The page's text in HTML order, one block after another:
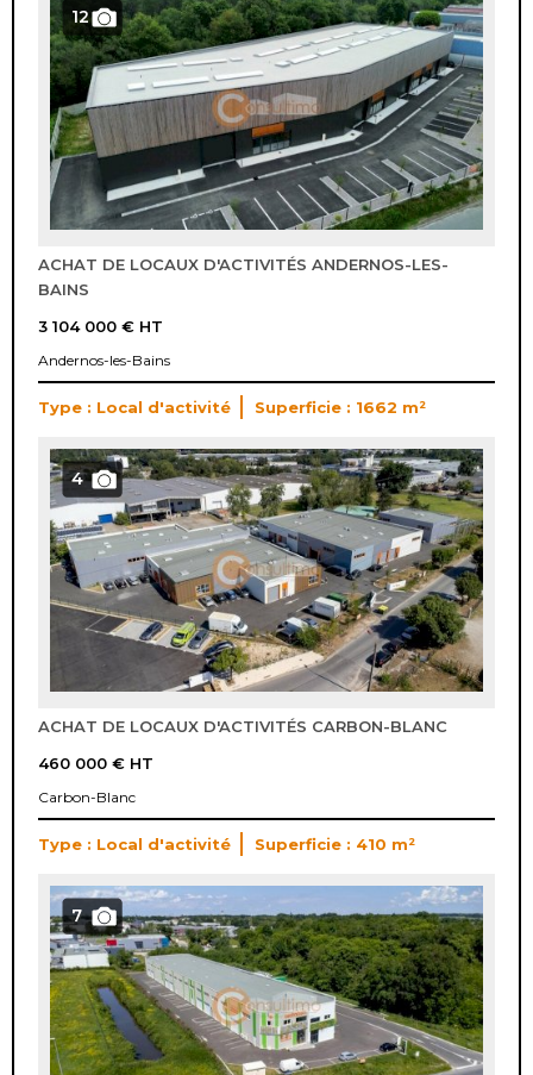
12
ACHAT DE LOCAUX D'ACTIVITÉS ANDERNOS-LES-
BAINS
3 104 000 € HT
Andernos-les-Bains
Type : Local d'activité Superficie : 1662 m²
4
ACHAT DE LOCAUX D'ACTIVITÉS CARBON-BLANC
460 000 € HT
Carbon-Blanc
Type : Local d'activité Superficie : 410 m²
7